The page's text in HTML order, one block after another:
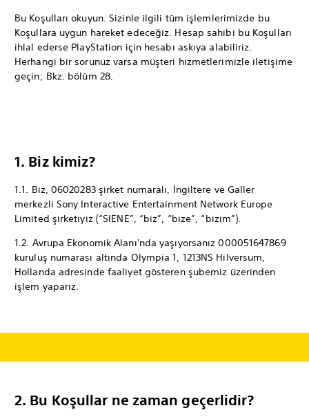
Bu Koşulları okuyun. Sizinle ilgili tüm işlemlerimizde bu
Koşullara uygun hareket edeceğiz. Hesap sahibi bu Koşulları
ihlal ederse PlayStation için hesabı askıya alabiliriz.
Herhangi bir sorunuz varsa müşteri hizmetlerimizle iletişime
geçin; Bkz. bölüm 28.
1. Biz kimiz?
1.1. Biz, 06020283 şirket numaralı, İngiltere ve Galler
merkezli Sony Interactive Entertainment Network Europe
Limited şirketiyiz (“SIENE”, “biz”, “bize”, “bizim”).
1.2. Avrupa Ekonomik Alanı'nda yaşıyorsanız 000051647869
kuruluş numarası altında Olympia 1, 1213NS Hilversum,
Hollanda adresinde faaliyet gösteren şubemiz üzerinden
işlem yaparız.
2. Bu Koşullar ne zaman geçerlidir?